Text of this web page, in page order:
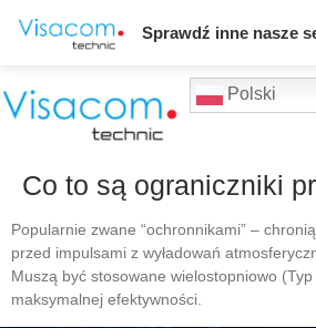
Polski
Co to są ograniczniki
Popularnie zwane “ochronnikami” –
przed impulsami z wyładowań
Muszą być stosowane wielostopniowo
maksymalnej efektywności.
Sprawdź inne nasze